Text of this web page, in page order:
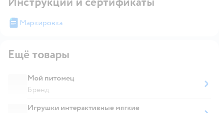
Маркировка
Ещё товары
Мой питомец
Бренд
Игрушки интерактивные мягкие